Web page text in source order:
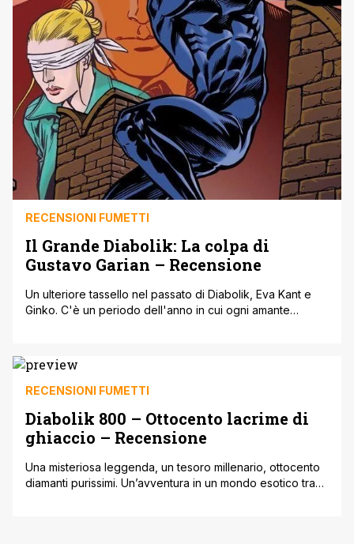
RECENSIONI FUMETTI
Il Grande Diabolik: La colpa di
Gustavo Garian – Recensione
Un ulteriore tassello nel passato di Diabolik, Eva Kant e
Ginko. C'è un periodo dell'anno in cui ogni amante
appunto. Ormai è dal lontano 2003 (e ancora prima dal
2002 con lo speciale per il quarantennale 'Il re del
terrore: Il Remake') [']
RECENSIONI FUMETTI
Diabolik 800 – Ottocento lacrime di
ghiaccio – Recensione
Una misteriosa leggenda, un tesoro millenario, ottocento
diamanti purissimi. Un’avventura in un mondo esotico tra